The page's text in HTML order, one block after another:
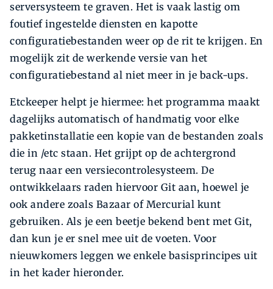
serversysteem te graven. Het is vaak lastig om
foutief ingestelde diensten en kapotte
configuratiebestanden weer op de rit te krijgen. En
mogelijk zit de werkende versie van het
configuratiebestand al niet meer in je back-ups.
Etckeeper helpt je hiermee: het programma maakt
dagelijks automatisch of handmatig voor elke
pakketinstallatie een kopie van de bestanden zoals
die in /etc staan. Het grijpt op de achtergrond
terug naar een versiecontrolesysteem. De
ontwikkelaars raden hiervoor Git aan, hoewel je
ook andere zoals Bazaar of Mercurial kunt
gebruiken. Als je een beetje bekend bent met Git,
dan kun je er snel mee uit de voeten. Voor
nieuwkomers leggen we enkele basisprincipes uit
in het kader hieronder.